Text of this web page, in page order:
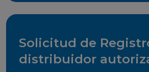
Solicitud de
distribuidor